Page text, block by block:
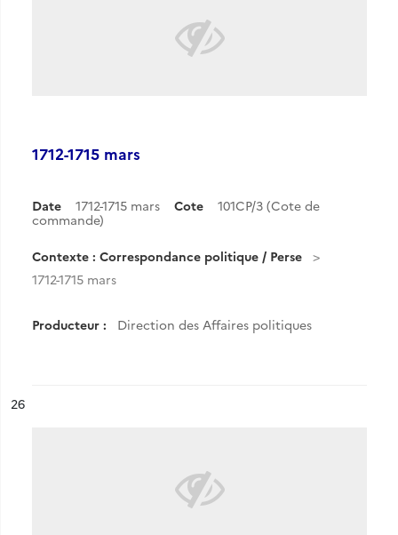
1712-1715 mars
Date 1712-1715 mars Cote
101CP/3 (Cote de
commande)
Contexte : Correspondance politique / Perse
1712-1715 mars
Producteur : Direction des Affaires politiques
n°
26